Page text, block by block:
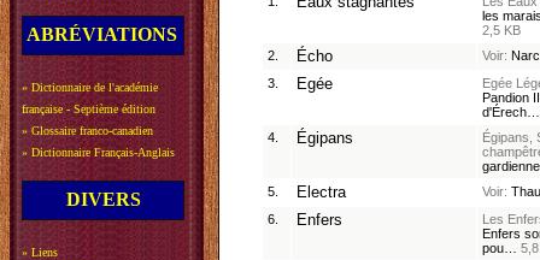
ABRÉVIATIONS
» Dictionnaire de l'académie
française - Septième édition
» Glossaire franco-canadien
» Dictionnaire Français-Anglais
DIVERS
» Liens
les
2,5 KB
2.
Écho Voir:
3.
Egée Egée
Pandion
4.
Égipans
Égipans,
5.
Electra Voir:
6.
Enfers
Les
Enfers
pou…